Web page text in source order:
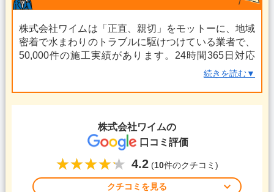
株式会社ワイムは「正直、親切」をモットーに、地域
密着で水まわりのトラブルに駆けつけている業者で、
50,000件の施工実績があります。24時間365日対応
で、問い合わせから最短30分で箇所の営業所から急行
切いただきません、とのことで、その自信が伺えま
す。無駄なコストを極力省き低価格を実現しており、
お客様の平均単価は1万円以下だそうです。お客様と
の長いお付き合いをモットーにしており、実際8割以
上がリピーターからの依頼です。
続きを読む▼
株式会社ワイムの
口コミ評価
4.2(10件のクチコミ)
クチコミを見る